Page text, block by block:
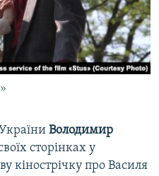
Володимир
сторінках у
кінострічку про Василя